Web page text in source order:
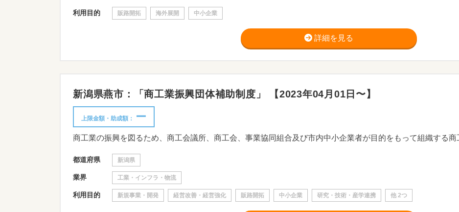
利用目的 販路開拓 海外展開 中小企業
詳細を見る
新潟県燕市：「商工業振興団体補助制度」 【2023年04月01日〜】
上限金額・助成額： ー
都道府県 新潟県
業界 工業・インフラ・物流
利用目的 新規事業・開発 経営改善・経営強化 販路開拓 中小企業 研究・技術・産学連携 他 2つ